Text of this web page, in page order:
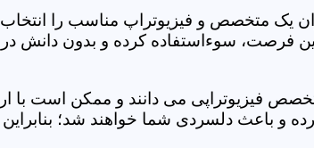
یک متخصص و فیزیوتراپ مناسب را
فرصت، سوءاستفاده کرده و بدون دانش در
فیزیوتراپی می دانند و ممکن است با
و باعث دلسردی شما خواهند شد؛